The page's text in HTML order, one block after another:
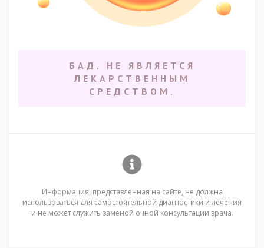
БАД. НЕ ЯВЛЯЕТСЯ
ЛЕКАРСТВЕННЫМ
СРЕДСТВОМ.
Информация, представленная на сайте, не должна
использоваться для самостоятельной диагностики и лечения
и не может служить заменой очной консультации врача.